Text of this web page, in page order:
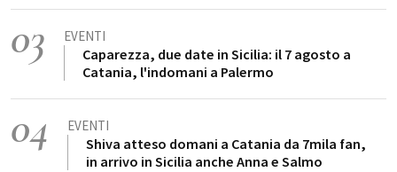
03 EVENTI
Caparezza, due date in Sicilia: il 7 agosto a
Catania, l'indomani a Palermo
04 EVENTI
Shiva atteso domani a Catania da 7mila fan,
in arrivo in Sicilia anche Anna e Salmo